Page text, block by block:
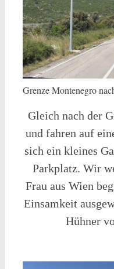
Grenze Montenegro
Gleich nach der
und fahren auf
sich ein kleines
Parkplatz. Wir
Frau aus Wien
Einsamkeit
Hühner